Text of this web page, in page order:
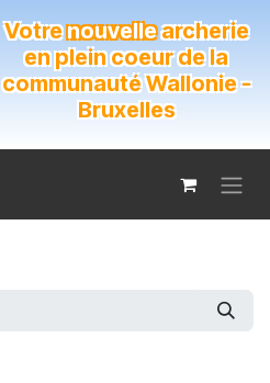
Votrenouvellearcherie
en plein coeur de la
communauté Wallonie -
Bruxelles